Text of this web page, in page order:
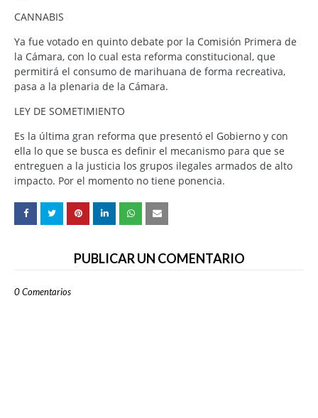
CANNABIS
Ya fue votado en quinto debate por la Comisión Primera de
la Cámara, con lo cual esta reforma constitucional, que
permitirá el consumo de marihuana de forma recreativa,
pasa a la plenaria de la Cámara.
LEY DE SOMETIMIENTO
Es la última gran reforma que presentó el Gobierno y con
ella lo que se busca es definir el mecanismo para que se
entreguen a la justicia los grupos ilegales armados de alto
impacto. Por el momento no tiene ponencia.
PUBLICAR UN COMENTARIO
0 Comentarios